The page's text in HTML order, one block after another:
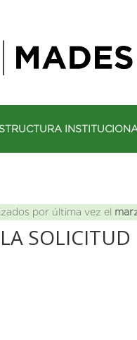
por última vez el
SOLICITUD